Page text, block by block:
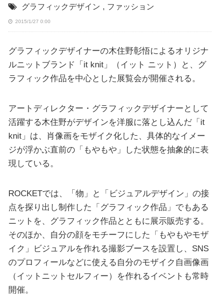
グラフィックデザイン , ファッション
2015/1/27 0:00
グラフィックデザイナーの木住野彰悟によるオリジナ
ルニットブランド「it knit」（イット ニット）と、グ
ラフィック作品を中心とした展覧会が開催される。
アートディレクター・グラフィックデザイナーとして
活躍する木住野がデザインを洋服に落とし込んだ「it
knit」は、肖像画をモザイク化した、具体的なイメー
ジが浮かぶ直前の「もやもや」した状態を抽象的に表
現している。
ROCKETでは、「物」と「ビジュアルデザイン」の接
点を探り出し制作した「グラフィック作品」でもある
ニットを、グラフィック作品とともに展示販売する。
そのほか、自分の顔をモチーフにした「もやもやモザ
イク」ビジュアルを作れる撮影ブースを設置し、SNS
のプロフィールなどに使える自分のモザイク自画像画
（イットニットセルフィー）を作れるイベントも常時
開催。